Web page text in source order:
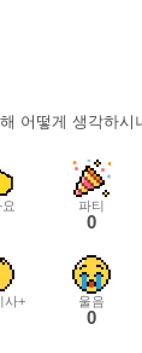
어떻게 생각하시
파티
0
사+ 울음
0